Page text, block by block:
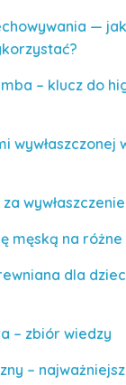
—
– klucz do
wywłaszczonej
wywłaszczenie
męską na
dla
– zbiór wiedzy
–